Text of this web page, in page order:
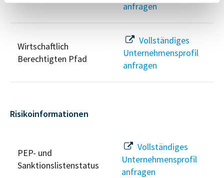
anfragen
Wirtschaftlich
Berechtigten Pfad
Vollständiges
Unternehmensprofil
anfragen
Risikoinformationen
PEP- und
Sanktionslistenstatus
Vollständiges
Unternehmensprofil
anfragen